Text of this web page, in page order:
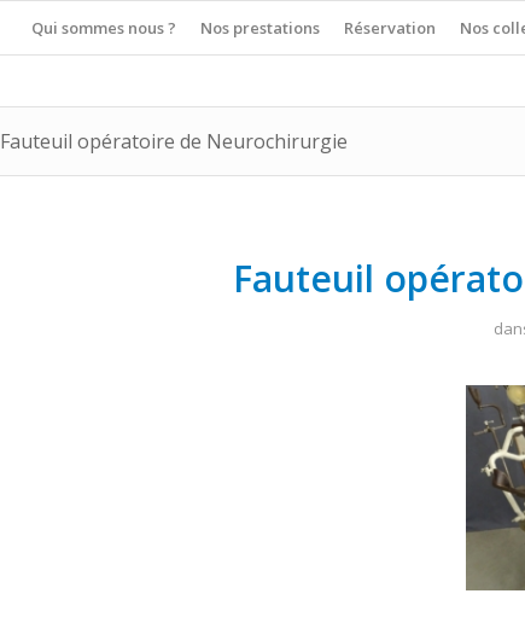
Qui sommes nous ? Nos prestations Réservation Nos
Fauteuil opératoire de Neurochirurgie
Fauteuil